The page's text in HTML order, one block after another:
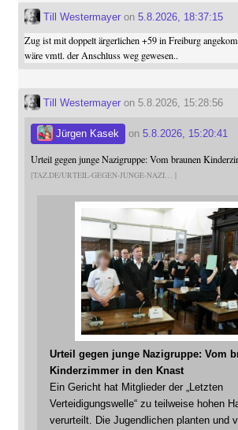
Till Westermayeron 5.8.2026, 18:37:15
Zug ist mit doppelt ärgerlichen +59 in Freiburg
wäre vmtl. der Anschluss weg gewesen..
Till Westermayeron 5.8.2026, 15:28:56
Jürgen Kasek on 5.8.2026, 15:20:41
Urteil gegen junge Nazigruppe: Vom braunen
TAZ.DE/URTEIL-GEGEN-JUNGE-NAZI
Urteil gegen junge Nazigruppe: Vom
Kinderzimmer in den Knast
Ein Gericht hat Mitglieder der „Letzten
Verteidigungswelle“ zu teilweise hohen
verurteilt. Die Jugendlichen planten und